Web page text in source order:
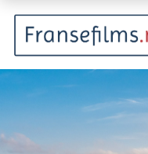
Animatie